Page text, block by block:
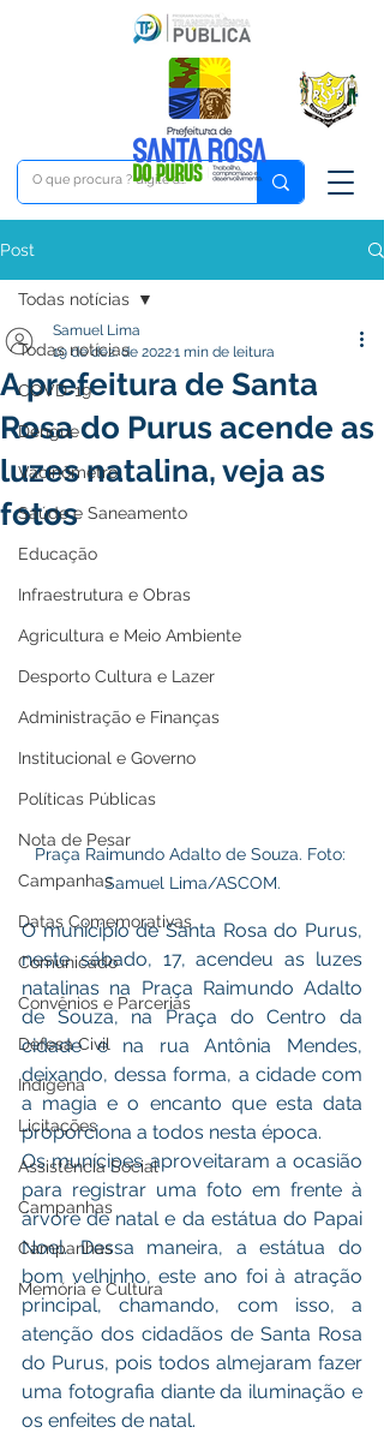
Post
Todas notícias
COVD-19
Dengue
Vacinômetro
Saúde e Saneamento
Educação
Infraestrutura e Obras
Agricultura e Meio Ambiente
Desporto Cultura e Lazer
Administração e Finanças
Institucional e Governo
Políticas Públicas
Nota de Pesar
Campanhas
Datas Comemorativas
Comunicado
Convênios e Parcerias
Defesa Civil
Indígena
Licitações
Assistência Social
Campanhas
Campanhas
Memória e Cultura
Todas notícias
A prefeitura de Santa
Rosa do Purus acende as
luzes natalina, veja as
fotos
Samuel Lima
19 de dez. de 20221 min de leitura
Praça Raimundo Adalto de Souza. Foto:
Samuel Lima/ASCOM.
O município de Santa Rosa do Purus,
neste sábado, 17, acendeu as luzes
natalinas na Praça Raimundo Adalto
de Souza, na Praça do Centro da
cidade e na rua Antônia Mendes,
deixando, dessa forma, a cidade com
a magia e o encanto que esta data
proporciona a todos nesta época.
Os munícipes aproveitaram a ocasião
para registrar uma foto em frente à
árvore de natal e da estátua do Papai
Noel. Dessa maneira, a estátua do
bom velhinho, este ano foi à atração
principal, chamando, com isso, a
atenção dos cidadãos de Santa Rosa
do Purus, pois todos almejaram fazer
uma fotografia diante da iluminação e
os enfeites de natal.